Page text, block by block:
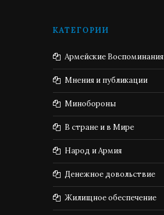
КАТЕГОРИИ
Армейские Воспоминания
Мнения и публикации
Минобороны
В стране и в Мире
Народ и Армия
Денежное довольствие
Жилищное обеспечение